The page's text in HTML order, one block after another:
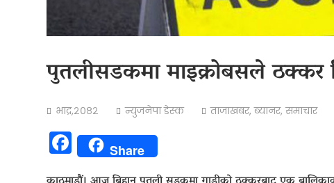
पुतलीसडकमा माइक्रोबसले ठक्कर
भाद्र,२०८२ न्युजनेपा डेस्क ताजाखबर,ब्यानर, समाचार
Facebook
Share